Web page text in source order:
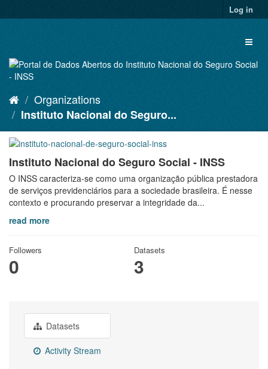
to
Log in
Organizations
Instituto Nacional do Seguro...
Instituto Nacional do Seguro Social - INSS
O INSS caracteriza-se como uma organização pública prestadora
de serviços previdenciários para a sociedade brasileira. É nesse
contexto e procurando preservar a integridade da...
read more
Followers
0
Datasets
3
Datasets
Activity Stream